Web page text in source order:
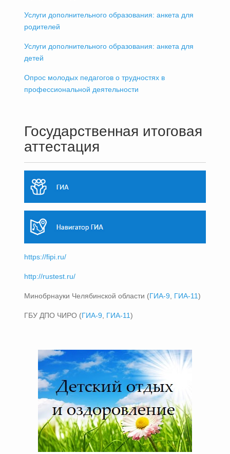
Услуги дополнительного образования: анкета для
родителей
Услуги дополнительного образования: анкета для
детей
Опрос молодых педагогов о трудностях в
профессиональной деятельности
Государственная итоговая
аттестация
https://fipi.ru/
http://rustest.ru/
Минобрнауки Челябинской области (ГИА-9 ГИА-11)
ГБУ ДПО ЧИРО (ГИА-9 ГИА-11)